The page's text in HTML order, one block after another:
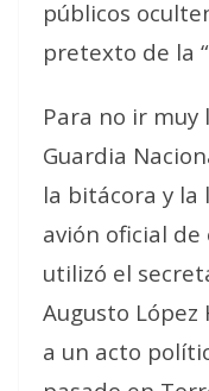
públicos
pretexto de la
Para no ir muy
Guardia
la bitácora y la
avión oficial
utilizó el
Augusto
a un acto